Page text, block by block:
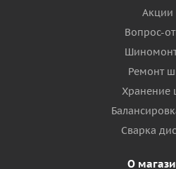
Акции
Вопрос-
Ремонт
Хранение
Сварка
О